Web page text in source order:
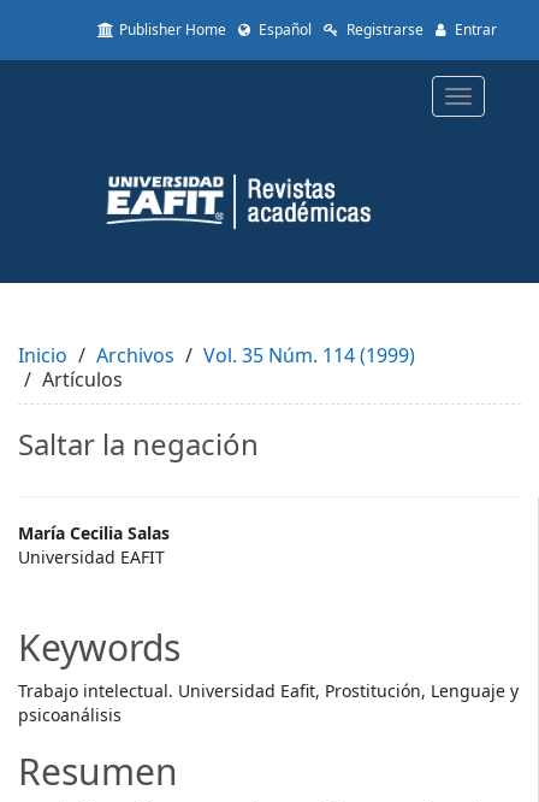
to
Content
Sidebar
Publisher Home Español Registrarse Entrar
Toggle
Inicio Archivos
Vol. 35 Núm. 114 (1999)
Artículos
Saltar la negación
Main
Article
María Cecilia Salas
Universidad EAFIT
Keywords
Trabajo intelectual. Universidad Eafit, Prostitución, Lenguaje y
psicoanálisis
Resumen